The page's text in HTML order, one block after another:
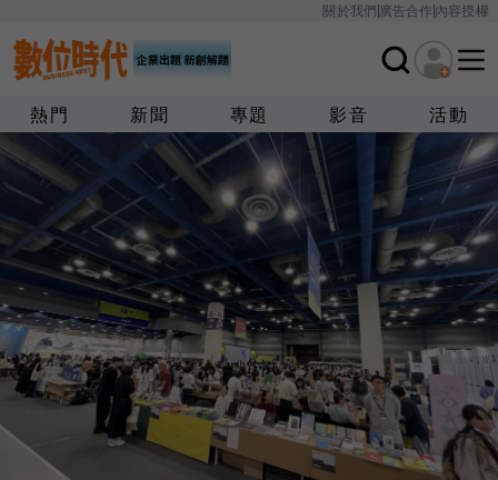
關於我們廣告合作內容授權
熱門 新聞 專題 影音 活動